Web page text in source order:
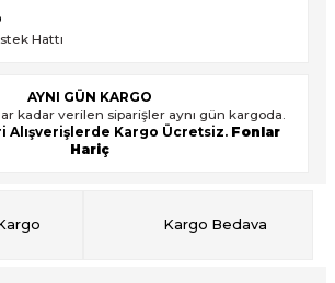
Hattı
AYNI GÜN KARGO
kadar verilen siparişler aynı gün kargoda.
Alışverişlerde Kargo Ücretsiz. Fonlar
Hariç
Kargo Bedava